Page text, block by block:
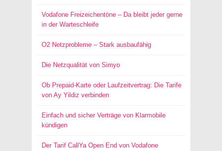
Vodafone Freizeichentöne – Da bleibt jeder gerne
in der Warteschleife
O2 Netzprobleme – Stark ausbaufähig
Die Netzqualität von Simyo
Ob Prepaid-Karte oder Laufzeitvertrag: Die Tarife
von Ay Yildiz verbinden
Einfach und sicher Verträge von Klarmobile
kündigen
Der Tarif CallYa Open End von Vodafone